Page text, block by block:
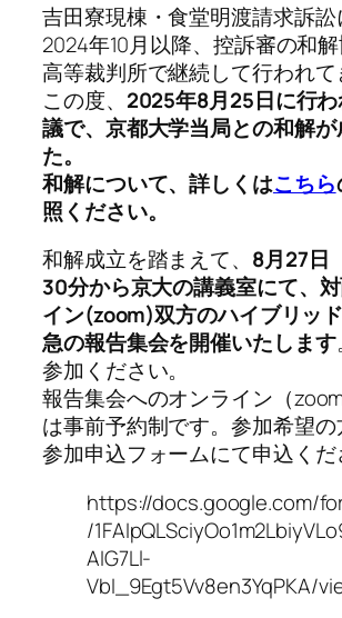
吉田寮現棟・食堂明渡請求訴訟
2024年10月以降、控訴審の和
高等裁判所で継続して行われて
この度、 2025年8月25日に行
議で、京都大学当局との和解が
た。
和解について、詳しくはこちら
照ください。
和解成立を踏まえて、 8月27日
30分から京大の講義室にて、
イン(zoom)双方のハイブリッ
急の報告集会を開催いたします
参加ください。
報告集会へのオンライン（
は事前予約制です。参加希望
参加申込フォームにて申込くだ
https://docs.google.com/
/
AIG7Ll-
VbI_9Egt5Vv8en3YqPKA/